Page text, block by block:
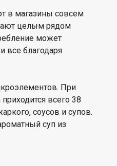
в магазины совсем
целым рядом
может
все благодаря
При
всего 38
соусов и супов.
суп из